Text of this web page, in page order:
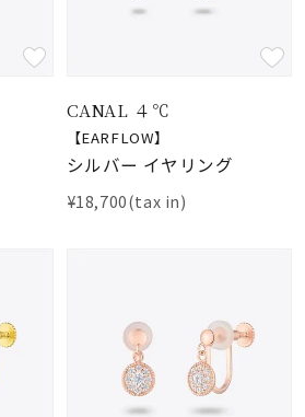
CANAL ４℃
【EARFLOW】
シルバー イヤリング
¥18,700(tax in)